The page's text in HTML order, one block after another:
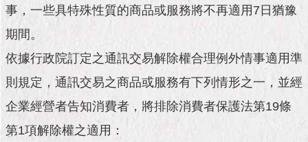
團
隊
市
公
告
施
事，一些具特殊性質的商品或服務將不再適用7日猶豫
期間。
依據行政院訂定之通訊交易解除權合理例外情事適用準
則規定，通訊交易之商品或服務有下列情形之一，並經
企業經營者告知消費者，將排除消費者保護法第19條
第1項解除權之適用：